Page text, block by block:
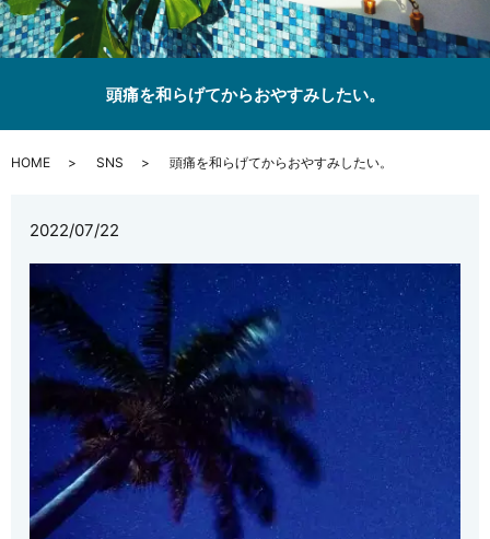
頭痛を和らげてからおやすみしたい。
HOME SNS 頭痛を和らげてからおやすみしたい。
2022/07/22